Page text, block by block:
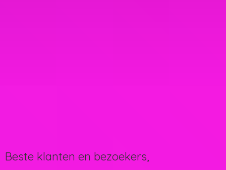
Beste klanten en bezoekers,